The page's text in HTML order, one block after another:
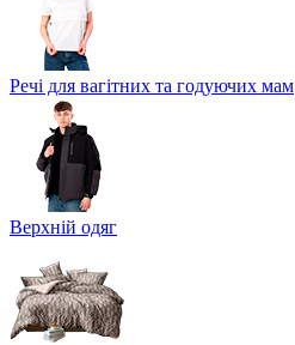
Речі для вагітних та годуючих мам
Верхній одяг